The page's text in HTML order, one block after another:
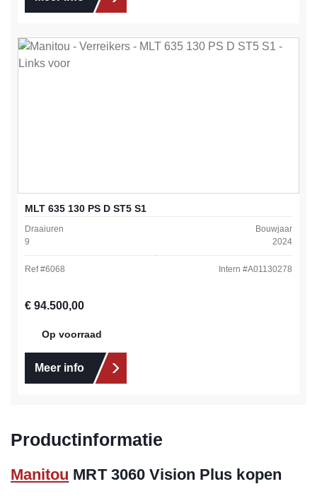
MLT 635 130 PS D ST5 S1
Draaiuren
9
Bouwjaar
2024
Ref #6068 Intern #A01130278
Normale prijs:
€ 94.500,00
Op voorraad
Meer info
Productinformatie
Manitou MRT 3060 Vision Plus kopen